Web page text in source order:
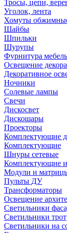
Тросы, цепи,
Уголок, лента
Хомуты
Шайбы
Шпильки
Шурупы
Фурнитура
Освещение
Декоративное
Ночники
Солевые лампы
Свечи
Дискосвет
Дискошары
Проекторы
Комплектующие
Комплектующие
Шнуры сетевые
Комплектующие
Модули и
Пульты ДУ
Трансформаторы
Освещение
Светильники
Светильники
Светильники на